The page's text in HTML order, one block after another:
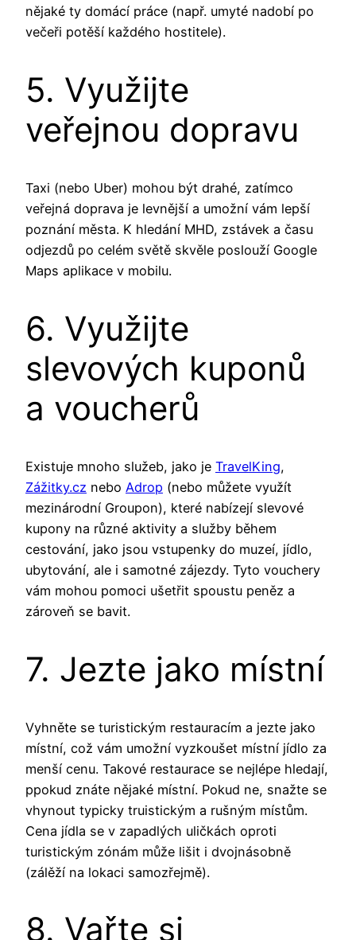
nějaké ty domácí práce (např. umyté nadobí po
večeři potěší každého hostitele).
5. Využijte
veřejnou dopravu
Taxi (nebo Uber) mohou být drahé, zatímco
veřejná doprava je levnější a umožní vám lepší
poznání města. K hledání MHD, zstávek a času
odjezdů po celém světě skvěle poslouží Google
Maps aplikace v mobilu.
6. Využijte
slevových kuponů
a voucherů
Existuje mnoho služeb, jako je TravelKing,
Zážitky.cz nebo Adrop (nebo můžete využít
mezinárodní Groupon), které nabízejí slevové
kupony na různé aktivity a služby během
cestování, jako jsou vstupenky do muzeí, jídlo,
ubytování, ale i samotné zájezdy. Tyto vouchery
vám mohou pomoci ušetřit spoustu peněz a
zároveň se bavit.
7. Jezte jako místní
Vyhněte se turistickým restauracím a jezte jako
místní, což vám umožní vyzkoušet místní jídlo za
menší cenu. Takové restaurace se nejlépe hledají,
ppokud znáte nějaké místní. Pokud ne, snažte se
vhynout typicky truistickým a rušným místům.
Cena jídla se v zapadlých uličkách oproti
turistickým zónám může lišit i dvojnásobně
(zálěží na lokaci samozřejmě).
8. Vařte si